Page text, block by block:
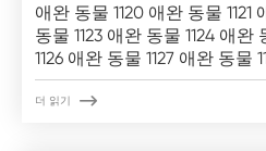
애완 동물 1120 애완 동물 1121
동물 1123 애완 동물 1124 애완
1126 애완 동물 1127 애완 동물
더 읽기 